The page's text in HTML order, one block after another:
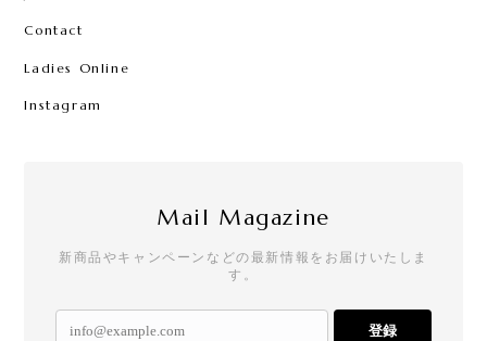
Contact
Ladies Online
Instagram
Mail Magazine
新商品やキャンペーンなどの最新情報をお届けいたしま
す。
登録